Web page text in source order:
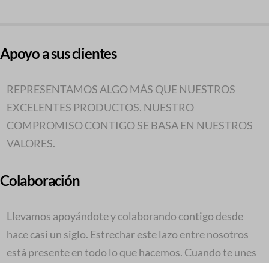
Apoyo a sus clientes
REPRESENTAMOS ALGO MÁS QUE NUESTROS
EXCELENTES PRODUCTOS. NUESTRO
COMPROMISO CONTIGO SE BASA EN NUESTROS
VALORES.
Colaboración
Llevamos apoyándote y colaborando contigo desde
hace casi un siglo. Estrechar este lazo entre nosotros
está presente en todo lo que hacemos. Cuando te unes